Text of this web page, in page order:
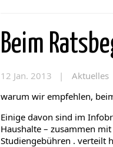
Beim
12 Jan. 2013 |
Aktuelles
warum wir empfehlen,
Einige davon sind im
Haushalte – zusammen
Studiengebühren . verteilt